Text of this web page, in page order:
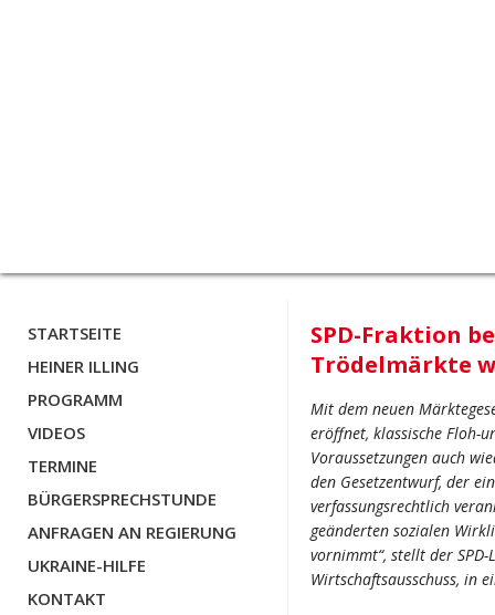
STARTSEITE
HEINER ILLING
PROGRAMM
VIDEOS
TERMINE
BÜRGERSPRECHSTUNDE
ANFRAGEN AN REGIERUNG
UKRAINE-HILFE
KONTAKT
SPD-Fraktion
Trödelmärkte
Mit dem neuen
eröffnet, klassische Floh-
Voraussetzungen auch
den Gesetzentwurf, der
verfassungsrechtlich
geänderten sozialen
vornimmt“, stellt der
Wirtschaftsausschuss, in